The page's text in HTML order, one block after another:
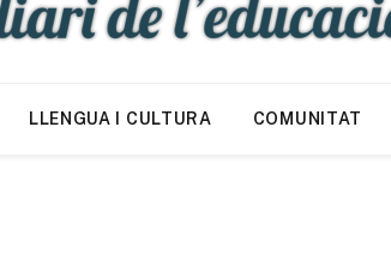
LLENGUA I CULTURA COMUNITAT